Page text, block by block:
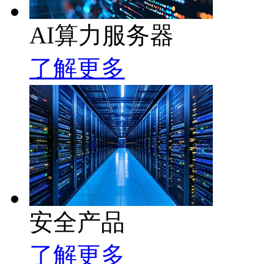
AI算力服务器
了解更多
安全产品
了解更多